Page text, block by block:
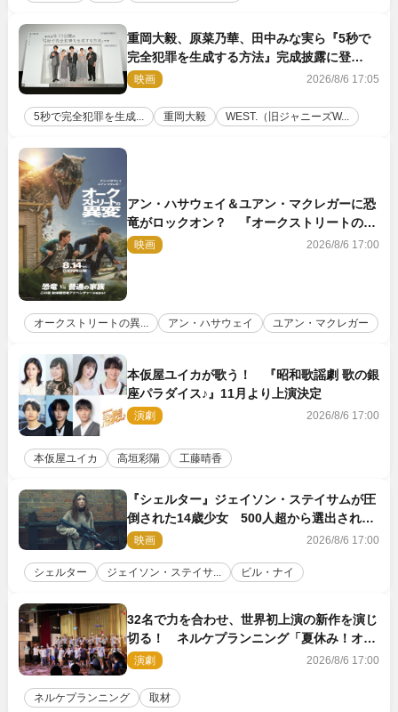
重岡大毅、原菜乃華、田中みな実ら『5秒で
完全犯罪を生成する方法』完成披露に登
壇！ それぞれのAI活用術も発表
映画 2026/8/6 17:05
5秒で完全犯罪を生成... 重岡大毅 WEST.（旧ジャニーズW...
アン・ハサウェイ＆ユアン・マクレガーに恐
竜がロックオン？ 『オークストリートの異
変』新ビジュアル＆本編映像初解禁
映画 2026/8/6 17:00
オークストリートの異... アン・ハサウェイ ユアン・マクレガー
本仮屋ユイカが歌う！ 『昭和歌謡劇 歌の銀
座パラダイス♪』11月より上演決定
演劇 2026/8/6 17:00
本仮屋ユイカ 高垣彩陽 工藤晴香
『シェルター』ジェイソン・ステイサムが圧
倒された14歳少女 500人超から選出された
新鋭ボディ・レイ・ブレスナックとは
映画 2026/8/6 17:00
シェルター ジェイソン・ステイサ... ビル・ナイ
32名で力を合わせ、世界初上演の新作を演じ
切る！ ネルケプランニング「夏休み！オ
ン・ワークショップ2026」レポート【最終
日】
演劇 2026/8/6 17:00
ネルケプランニング 取材